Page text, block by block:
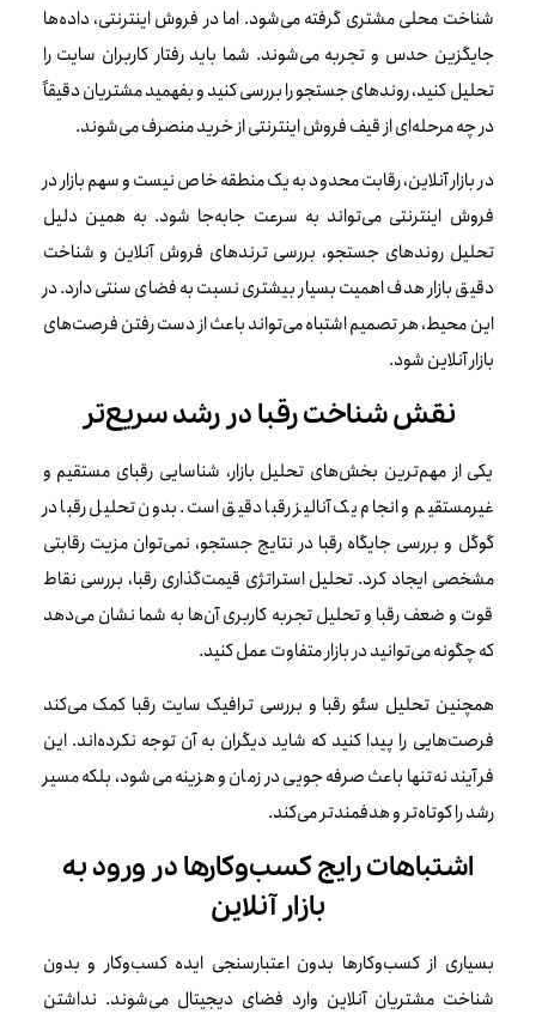
شناخت محلی مشتری گرفته می‌شود. اما در فروش اینترنتی، داده‌ها
جایگزین حدس و تجربه می‌شوند. شما باید رفتار کاربران سایت را
تحلیل کنید، روندهای جستجو را بررسی کنید و بفهمید مشتریان دقیقاً
در چه مرحله‌ای از قیف فروش اینترنتی از خرید منصرف می‌شوند.
در بازار آنلاین، رقابت محدود به یک منطقه خاص نیست و سهم بازار در
فروش اینترنتی می‌تواند به سرعت جابه‌جا شود. به همین دلیل
تحلیل روندهای جستجو، بررسی ترندهای فروش آنلاین و شناخت
دقیق بازار هدف اهمیت بسیار بیشتری نسبت به فضای سنتی دارد. در
این محیط، هر تصمیم اشتباه می‌تواند باعث از دست رفتن فرصت‌های
بازار آنلاین شود.
نقش شناخت رقبا در رشد سریع‌تر
یکی از مهم‌ترین بخش‌های تحلیل بازار، شناسایی رقبای مستقیم و
غیرمستقیم و انجام یک آنالیز رقبا دقیق است. بدون تحلیل رقبا در
گوگل و بررسی جایگاه رقبا در نتایج جستجو، نمی‌توان مزیت رقابتی
مشخصی ایجاد کرد. تحلیل استراتژی قیمت‌گذاری رقبا، بررسی نقاط
قوت و ضعف رقبا و تحلیل تجربه کاربری آن‌ها به شما نشان می‌دهد
که چگونه می‌توانید در بازار متفاوت عمل کنید.
همچنین تحلیل سئو رقبا و بررسی ترافیک سایت رقبا کمک می‌کند
فرصت‌هایی را پیدا کنید که شاید دیگران به آن توجه نکرده‌اند. این
فرآیند نه‌تنها باعث صرفه‌جویی در زمان و هزینه می‌شود، بلکه مسیر
رشد را کوتاه‌تر و هدفمندتر می‌کند.
اشتباهات رایج کسب‌وکارها در ورود به
بازار آنلاین
بسیاری از کسب‌وکارها بدون اعتبارسنجی ایده کسب‌وکار و بدون
شناخت مشتریان آنلاین وارد فضای دیجیتال می‌شوند. نداشتن